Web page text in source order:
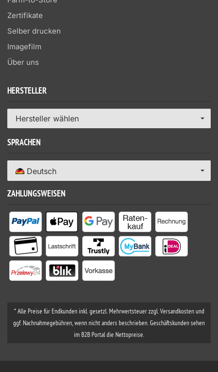
Zertifikate
Selber drucken
Imagefilm
Über uns
HERSTELLER
Hersteller wählen
SPRACHEN
Deutsch
ZAHLUNGSWEISEN
* Alle Preise für Endkunden inkl. gesetzl. Mehrwertsteuer zzgl. Versandkosten und
ggf. Nachnahmegebühren, wenn nicht anders beschrieben. Geschäftskunden sehen
im B2B Portal die Nettopreise.